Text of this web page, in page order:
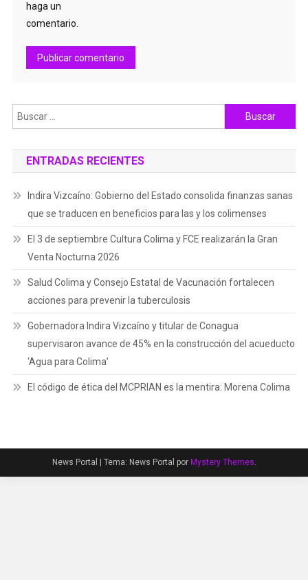
haga un
comentario.
Buscar:
ENTRADAS RECIENTES
Indira Vizcaíno: Gobierno del Estado consolida finanzas sanas
que se traducen en beneficios para las y los colimenses
El 3 de septiembre Cultura Colima y FCE realizarán la Gran
Venta Nocturna 2026
Salud Colima y Consejo Estatal de Vacunación fortalecen
acciones para prevenir la tuberculosis
Gobernadora Indira Vizcaíno y titular de Conagua
supervisaron avance de 45% en la construcción del acueducto
‘Agua para Colima’
El código de ética del MCPRIAN es la mentira: Morena Colima
News Portal Tema: News Portal por Mystery Themes.